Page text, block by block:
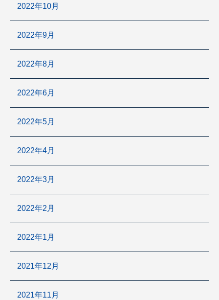
2022年10月
2022年9月
2022年8月
2022年6月
2022年5月
2022年4月
2022年3月
2022年2月
2022年1月
2021年12月
2021年11月